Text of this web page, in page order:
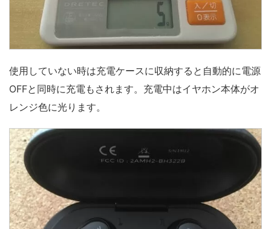
使用していない時は充電ケースに収納すると自動的に電源
OFFと同時に充電もされます。充電中はイヤホン本体がオ
レンジ色に光ります。